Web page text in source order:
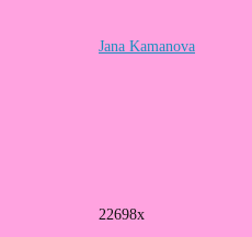
Jana Kamanova
22698x